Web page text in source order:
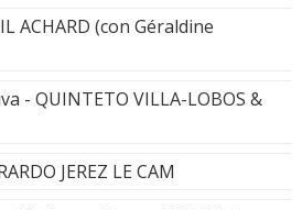
ACHARD (con Géraldine
- QUINTETO VILLA-LOBOS &
JEREZ LE CAM